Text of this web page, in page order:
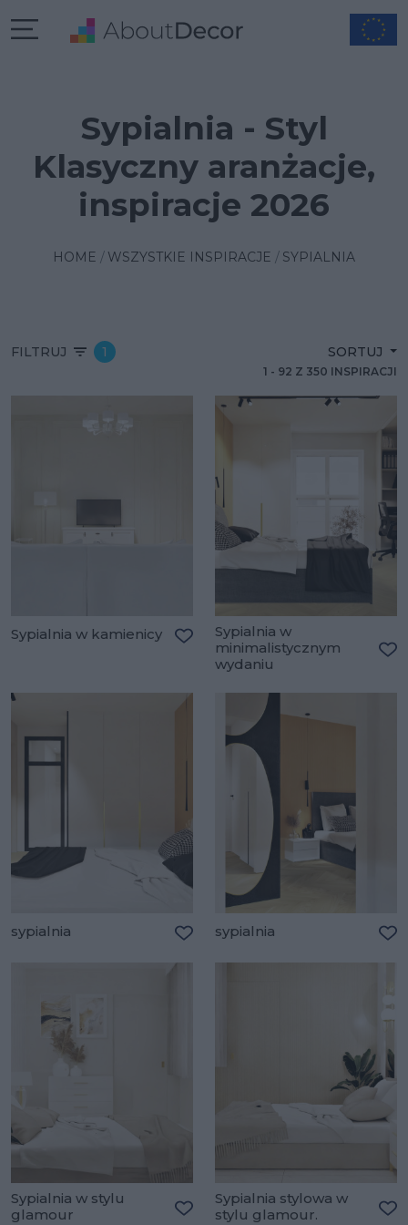
Sypialnia - Styl
Klasyczny aranżacje,
inspiracje 2026
HOME WSZYSTKIE INSPIRACJE SYPIALNIA
FILTRUJ 1 SORTUJ
1 - 92 Z 350 INSPIRACJI
Sypialnia w kamienicy
Dodaj do ulubionych
Sypialnia w
minimalistycznym
wydaniu
sypialnia sypialnia
Sypialnia w stylu
glamour
Sypialnia stylowa w
stylu glamour.